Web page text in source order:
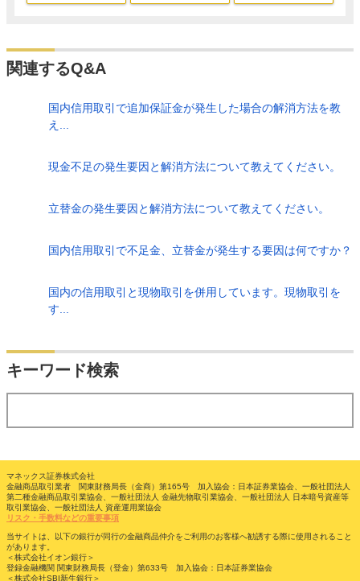
関連するQ&A
国内信用取引で追加保証金が発生した場合の解消方法を教
え...
現金不足の発生要因と解消方法について教えてください。
立替金の発生要因と解消方法について教えてください。
国内信用取引で不足金、立替金が発生する要因は何ですか？
国内の信用取引と現物取引を併用しています。現物取引を
す...
キーワード検索
マネックス証券株式会社
金融商品取引業者 関東財務局長（金商）第165号 加入協会：日本証券業協会、一般社団法人
第二種金融商品取引業協会、一般社団法人 金融先物取引業協会、一般社団法人 日本暗号資産等
取引業協会、一般社団法人 資産運用業協会
リスク・手数料などの重要事項
当サイトは、以下の銀行が同行の金融商品仲介をご利用のお客様へ勧誘する際に使用されること
があります。
＜株式会社イオン銀行＞
登録金融機関 関東財務局長（登金）第633号 加入協会：日本証券業協会
＜株式会社SBI新生銀行＞